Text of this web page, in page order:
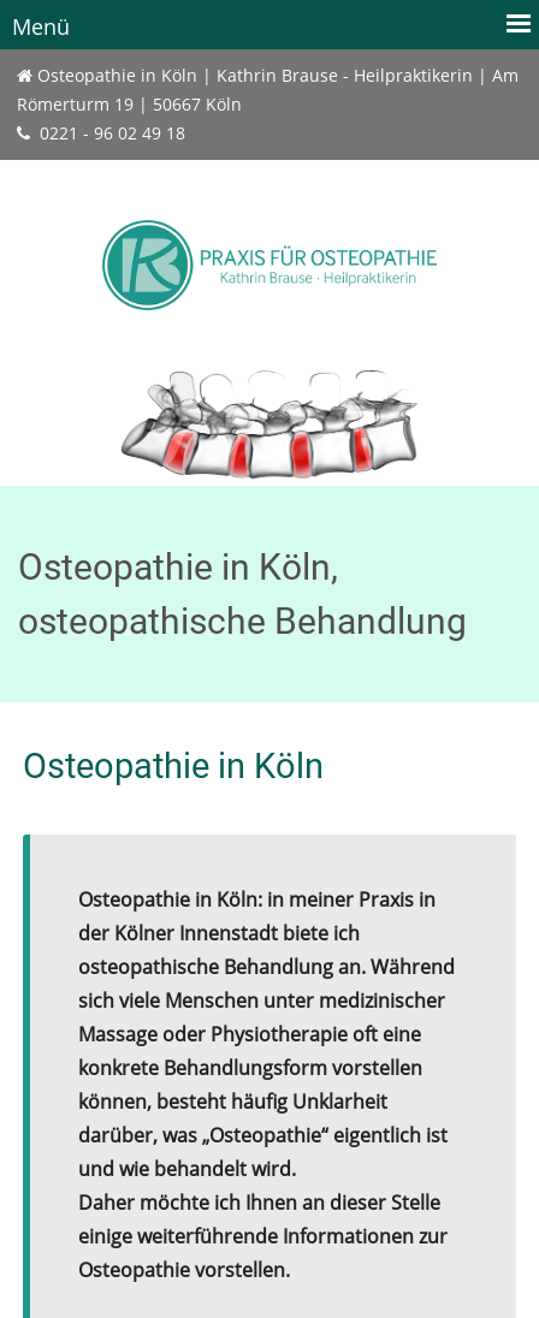
Osteopathie in Köln | Kathrin Brause - Heilpraktikerin | Am
Römerturm 19 | 50667 Köln
0221 - 96 02 49 18
Osteopathie in Köln,
osteopathische Behandlung
Osteopathie in Köln
Osteopathie in Köln: in meiner Praxis in
der Kölner Innenstadt biete ich
osteopathische Behandlung an. Während
sich viele Menschen unter medizinischer
Massage oder Physiotherapie oft eine
konkrete Behandlungsform vorstellen
können, besteht häufig Unklarheit
darüber, was „Osteopathie“ eigentlich ist
und wie behandelt wird.
Daher möchte ich Ihnen an dieser Stelle
einige weiterführende Informationen zur
Osteopathie vorstellen.